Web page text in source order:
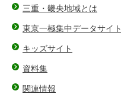
三重・畿央地域とは
東京一極集中データサイト
キッズサイト
資料集
関連情報